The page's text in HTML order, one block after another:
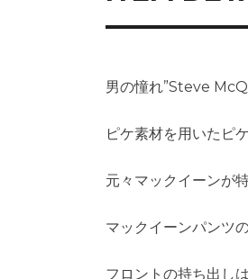
男の憧れ”Steve
ピケ素材を用いたピ
元々マックイーンが
マックイーンパンツ
フロントの持ち出し